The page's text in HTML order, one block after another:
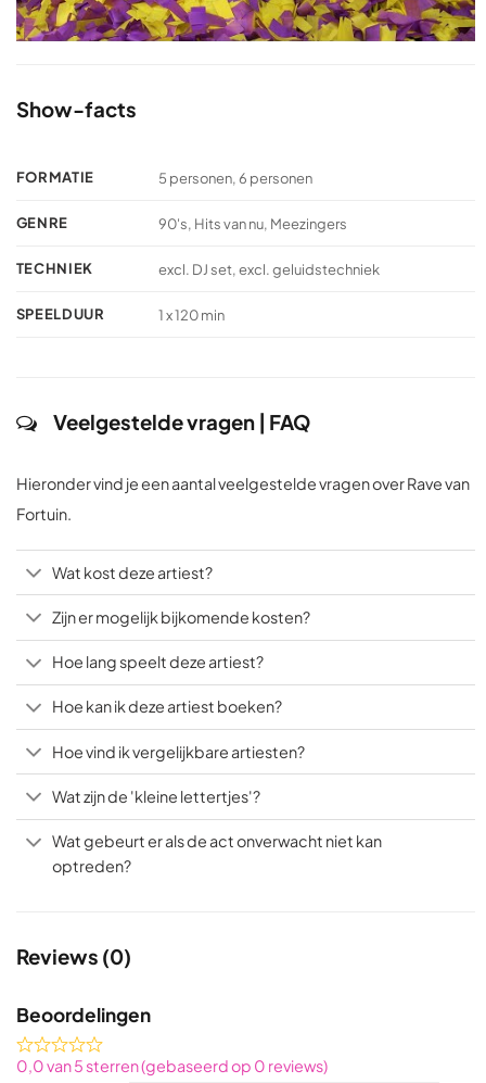
Show-facts
FORMATIE 5 personen, 6 personen
GENRE 90's, Hits van nu, Meezingers
TECHNIEK excl. DJ set, excl. geluidstechniek
SPEELDUUR 1 x 120 min
Veelgestelde vragen | FAQ
Hieronder vind je een aantal veelgestelde vragen over Rave van
Fortuin.
Wat kost deze artiest?
Zijn er mogelijk bijkomende kosten?
Hoe lang speelt deze artiest?
Hoe kan ik deze artiest boeken?
Hoe vind ik vergelijkbare artiesten?
Wat zijn de 'kleine lettertjes'?
Wat gebeurt er als de act onverwacht niet kan
optreden?
Reviews (0)
Beoordelingen
Rated
0,0 van 5 sterren (gebaseerd op 0 reviews)